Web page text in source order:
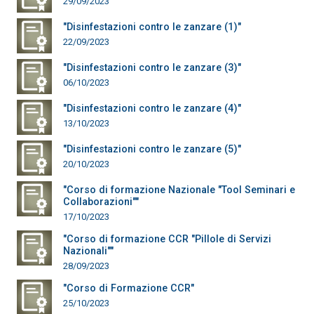
"Disinfestazioni contro le zanzare (1)"
22/09/2023
"Disinfestazioni contro le zanzare (3)"
06/10/2023
"Disinfestazioni contro le zanzare (4)"
13/10/2023
"Disinfestazioni contro le zanzare (5)"
20/10/2023
"Corso di formazione Nazionale "Tool Seminari e
Collaborazioni""
17/10/2023
"Corso di formazione CCR "Pillole di Servizi
Nazionali""
28/09/2023
"Corso di Formazione CCR"
25/10/2023